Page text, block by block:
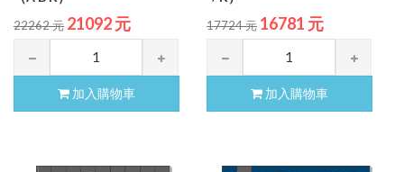
22262 元 21092 元
加入購物車
17724 元 16781 元
加入購物車